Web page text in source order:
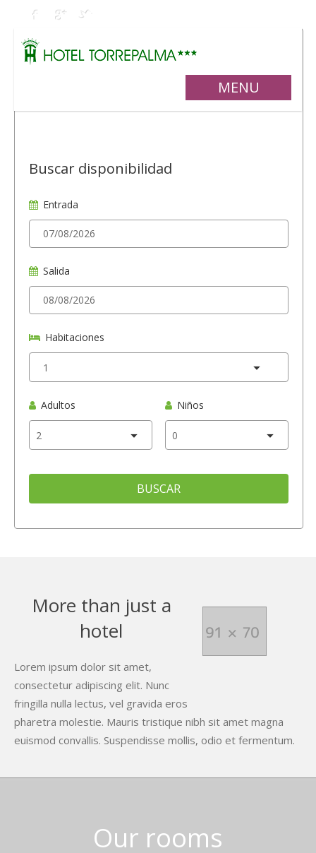
MENU
Buscar disponibilidad
Entrada
Salida
Habitaciones
Adultos Niños
BUSCAR
More than just a
hotel
Lorem ipsum dolor sit amet,
consectetur adipiscing elit. Nunc
fringilla nulla lectus, vel gravida eros
pharetra molestie. Mauris tristique nibh sit amet magna
euismod convallis. Suspendisse mollis, odio et fermentum.
Our rooms